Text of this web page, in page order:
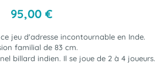
95,00 €
jeu d'adresse incontournable en Inde.
familial de 83 cm.
billard indien. Il se joue de 2 à 4 joueurs.